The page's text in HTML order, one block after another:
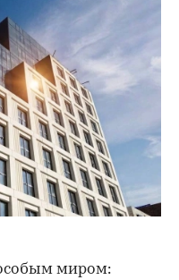
миром: